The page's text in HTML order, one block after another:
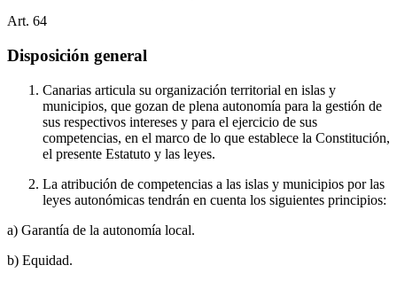
Art. 64
Disposición general
Canarias articula su organización territorial en islas y
municipios, que gozan de plena autonomía para la gestión de
sus respectivos intereses y para el ejercicio de sus
competencias, en el marco de lo que establece la Constitución,
el presente Estatuto y las leyes.
La atribución de competencias a las islas y municipios por las
leyes autonómicas tendrán en cuenta los siguientes principios:
a) Garantía de la autonomía local.
b) Equidad.